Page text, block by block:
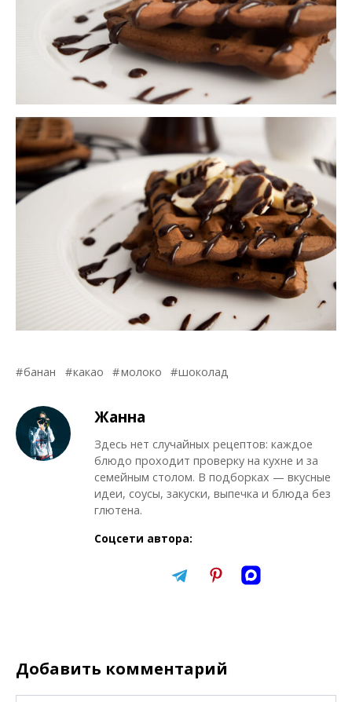
банан какао молоко шоколад
Жанна
Здесь нет случайных рецептов: каждое
блюдо проходит проверку на кухне и за
семейным столом. В подборках — вкусные
идеи, соусы, закуски, выпечка и блюда без
глютена.
Соцсети автора:
Добавить комментарий